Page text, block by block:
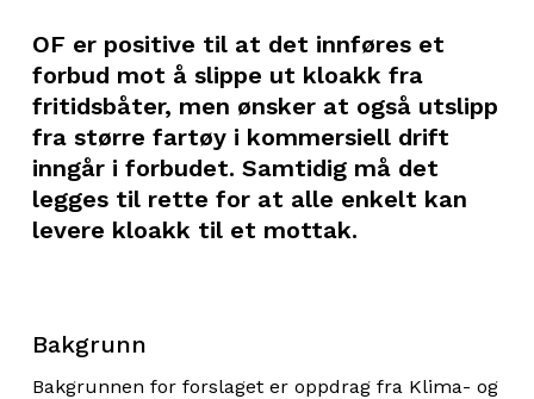
OF er positive til at det innføres et
forbud mot å slippe ut kloakk fra
fritidsbåter, men ønsker at også utslipp
fra større fartøy i kommersiell drift
inngår i forbudet. Samtidig må det
legges til rette for at alle enkelt kan
levere kloakk til et mottak.
Bakgrunn
Bakgrunnen for forslaget er oppdrag fra Klima- og